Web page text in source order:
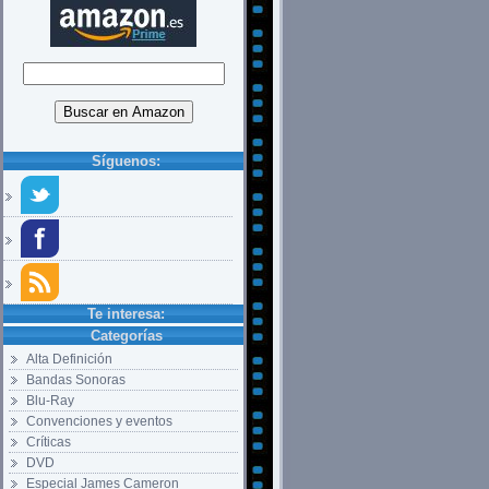
Síguenos:
Te interesa:
Categorías
Alta Definición
Bandas Sonoras
Blu-Ray
Convenciones y eventos
Críticas
DVD
Especial James Cameron